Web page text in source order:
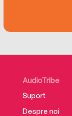
‘Fabulous,
‘Full of
AudioTribe
Suport
Despre noi